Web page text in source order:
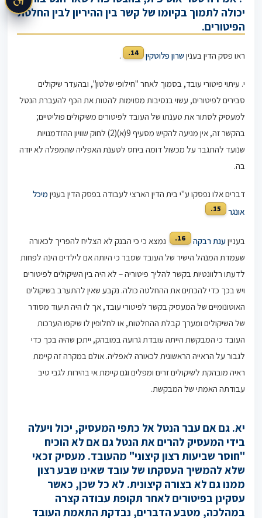
יכולה לתמוך בקיומו של קשר בין ההיריון לבין החלטת
הפיטורים.
ראו פסק הדין בעניןשרון פלוטקין 14.
.
י. עיתוי פיטורי עובד, בסמוך לאחר "חילופי שלטון", ובהעדר שיקולים
סבירים לפיטורים, עשוי בנסיבות מסוימות להטות את הכף להעברת הנטל
למעסיק לסתור את טענתו של העובד לפיטורים משיקולים פוליטיים;
בהקשר זה, אין מניעה להקיש מסעיף 9(א)(2) לחוק שוויון ההזדמנויות
שנועד להתגבר על מכשול דומה ביחס לטענת האפליה שהמפלה לא יודה
בה.
דברים אלו נפסקו ע"י בית הדין הארצי לעבודה בפסק הדין בענין מיכל
אונגר
15.
בענייןענת רבקה 16.
נמצא כי כי הבנק לא הצליח להפריך לכאורה
שעמדת המנהל הישיר של העובד שסבר כי היותה אם לילדים הינה לפחות
לדעתו רלוונטיות בקשר להליך פיטוריה – לא היה בין השיקולים לפיטורים
ויש בכך כדי להכתים את ההחלטה כולה. נקבע שאין להתערב בשיקולים
האוטונומיים של המעסיק בקשר לפיטורי עובד, אך לו היה תיעוד מסודר
של השיקולים ומערך קבלת ההחלטות, או לחלופין לו שיקפו הערכות
העובד כי המבקשת הייתה עובדת גרועה במובהק, ייתכן שהיה בכך כדי
לגבור על הראייה הראשונית לכאורה לאפליה. אולם במקרה זה קיימת
ראיה מובהקת לשיקולים זרים ומפלים וגם קיימת אי בהירות לגבי טיב
עבודתה האמתי של המבקשת.
יא. גם אם עבר הנטל אל כתפי המעסיק, יכול ויעלה
בידי המעסיק להרים את הנטל גם אם לא הוכיח
"חוסר שביעות רצון קיצוני" מהעובד. מעסיק זכאי
שלא להמשיך העסקתו של עובד שאינו שבע רצון
ממנו גם לא בצורה קיצונית. לא כל שכן, כאשר
עסקינן בפיטורים לאחר תקופת עבודה קצרה
במהלכה, מטבע הדברים, נבדקת התאמת העובד